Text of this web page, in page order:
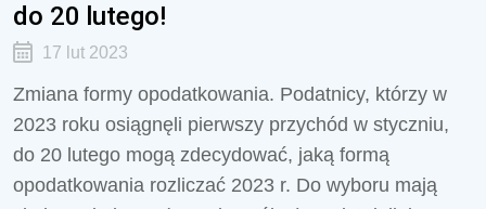
do 20 lutego!
17 lut 2023
Zmiana formy opodatkowania. Podatnicy, którzy w
2023 roku osiągnęli pierwszy przychód w styczniu,
do 20 lutego mogą zdecydować, jaką formą
opodatkowania rozliczać 2023 r. Do wyboru mają